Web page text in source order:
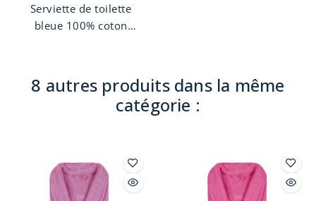
Serviette de toilette
bleue 100% coton
8 autres produits dans la même
catégorie :